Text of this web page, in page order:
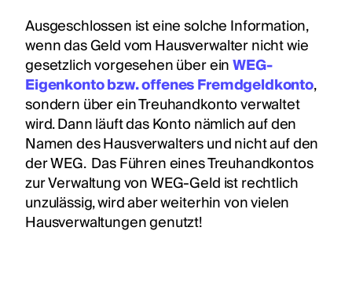
Ausgeschlossen ist eine solche Information,
wenn das Geld vom Hausverwalter nicht wie
gesetzlich vorgesehen über einWEG-
Eigenkonto bzw. offenes Fremdgeldkonto,
sondern über ein Treuhandkonto verwaltet
wird. Dann läuft das Konto nämlich auf den
Namen des Hausverwalters und nicht auf den
der WEG. Das Führen eines Treuhandkontos
zur Verwaltung von WEG-Geld ist rechtlich
unzulässig, wird aber weiterhin von vielen
Hausverwaltungen genutzt!